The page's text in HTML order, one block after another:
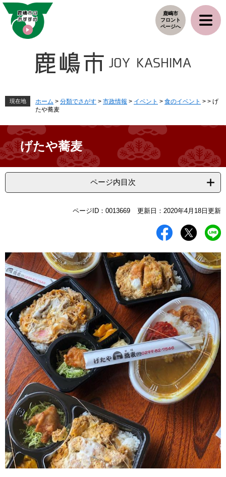
ペ
メ
鹿嶋市
フロント
ページへ
現在地 ホーム > 分類でさがす > 市政情報 > イベント > 食のイベント > > げ
たや蕎麦
げたや蕎麦
ページ内目次
ページID：0013669 更新日：2020年4月18日更新